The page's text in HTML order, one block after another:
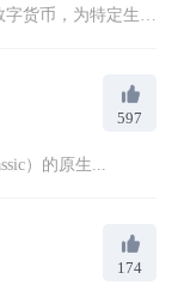
597
）的原生...
174